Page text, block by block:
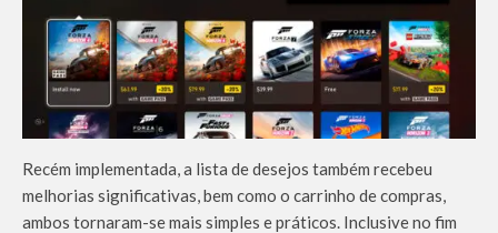
Recém implementada, a lista de desejos também recebeu
melhorias significativas, bem como o carrinho de compras,
ambos tornaram-se mais simples e práticos. Inclusive no fim